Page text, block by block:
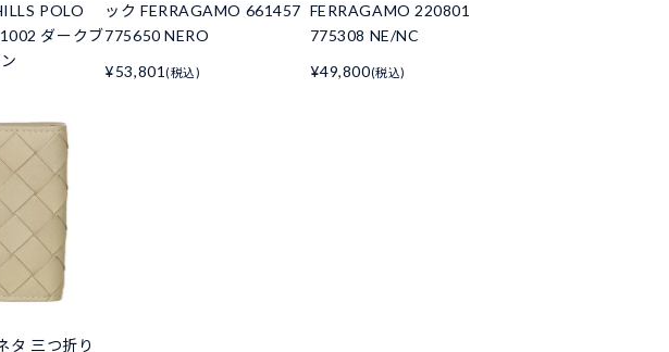
POLO
ダークブ
ック FERRAGAMO 661457
775650 NERO
¥53,801 (税込)
FERRAGAMO 220801
775308 NE/NC
¥49,800(税込)
タ 三つ折り